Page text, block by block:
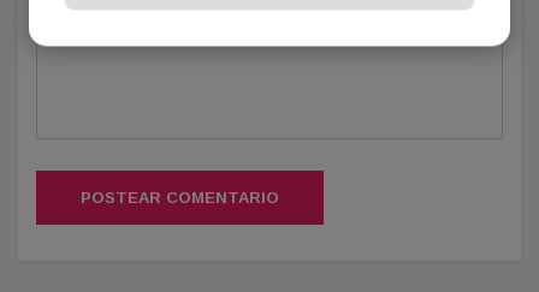
POSTEAR COMENTARIO